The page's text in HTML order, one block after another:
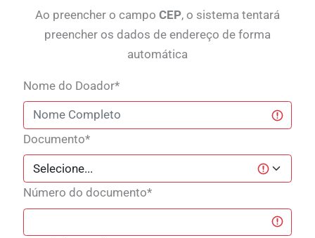
Ao preencher o campo CEP, o sistema tentará
preencher os dados de endereço de forma
automática
Nome do Doador*
Documento*
Número do documento*